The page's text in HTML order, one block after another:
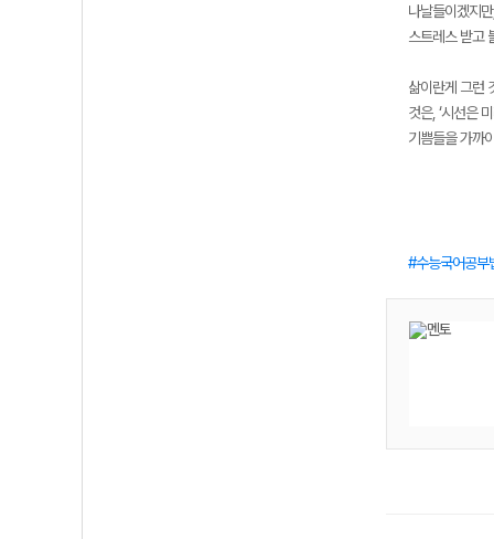
나날들이겠지
스트레스 받고
삶이란게 그런
것은, ‘시선은
기쁨들을 가까
수능국어공부